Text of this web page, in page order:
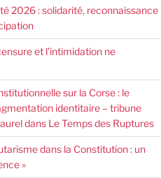
2026 : solidarité, reconnaissance
et l’intimidation ne
sur la Corse : le
identitaire – tribune
dans Le Temps des Ruptures
dans la Constitution : un
»